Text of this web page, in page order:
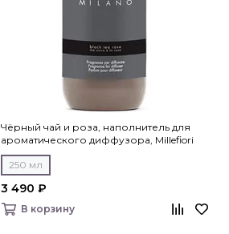
Чёрный чай и роза, наполнитель для
ароматического диффузора, Millefiori
Milano
250 мл
3 490 ₽
В корзину